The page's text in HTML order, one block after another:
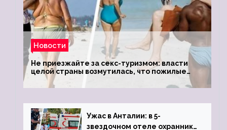
Новости
Не приезжайте за секс-туризмом: власти
целой страны возмутилась, что пожилые
туристки массово едут к ним, чтобы
обзавестись молодыми любовниками
Ужас в Анталии: в 5-
звездочном отеле охранник